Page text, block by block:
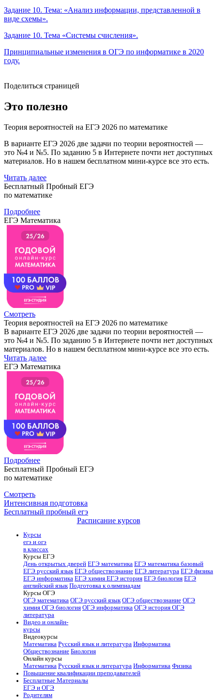
Задание 10. Тема: «Анализ информации, представленной в
виде схемы».
Задание 10. Тема «Системы счисления».
Принципиальные изменения в ОГЭ по информатике в 2020
году.
Поделиться страницей
Это полезно
Теория вероятностей на ЕГЭ 2026 по математике
В варианте ЕГЭ 2026 две задачи по теории вероятностей —
это №4 и №5. По заданию 5 в Интернете почти нет доступных
материалов. Но в нашем бесплатном мини-курсе все это есть.
Читать далее
Бесплатный Пробный ЕГЭ
по математике
Подробнее
ЕГЭ Математика
Смотреть
Теория вероятностей на ЕГЭ 2026 по математике
В варианте ЕГЭ 2026 две задачи по теории вероятностей —
это №4 и №5. По заданию 5 в Интернете почти нет доступных
материалов. Но в нашем бесплатном мини-курсе все это есть.
Читать далее
ЕГЭ Математика
Подробнее
Бесплатный Пробный ЕГЭ
по математике
Смотреть
Интенсивная подготовка
Бесплатный пробный егэ
Расписание курсов
Курсы
егэ и огэ
в классах
Курсы ЕГЭ
День открытых дверей ЕГЭ математика ЕГЭ математика базовый
ЕГЭ русский язык ЕГЭ обществознание ЕГЭ литература ЕГЭ физика
ЕГЭ информатика ЕГЭ химия ЕГЭ история ЕГЭ биология ЕГЭ
английский язык Подготовка к олимпиадам
Курсы ОГЭ
ОГЭ математика ОГЭ русский язык ОГЭ обществознание ОГЭ
химия ОГЭ биология ОГЭ информатика ОГЭ история ОГЭ
литература
Видео и онлайн-
курсы
Видеокурсы
Математика Русский язык и литература Информатика
Обществознание Биология
Онлайн курсы
Математика Русский язык и литература Информатика Физика
Повышение квалификации преподавателей
Бесплатные Материалы
ЕГЭ и ОГЭ
Родителям